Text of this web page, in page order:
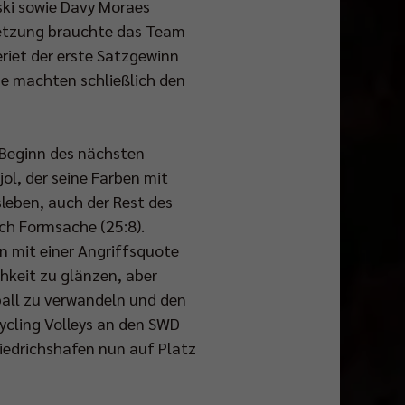
sowie Davy Moraes
brauchte das Team
der erste Satzgewinn
machten schließlich den
des nächsten
der seine Farben mit
auch der Rest des
Formsache (25:8).
mit einer Angriffsquote
zu glänzen, aber
zu verwandeln und den
Volleys an den SWD
nun auf Platz